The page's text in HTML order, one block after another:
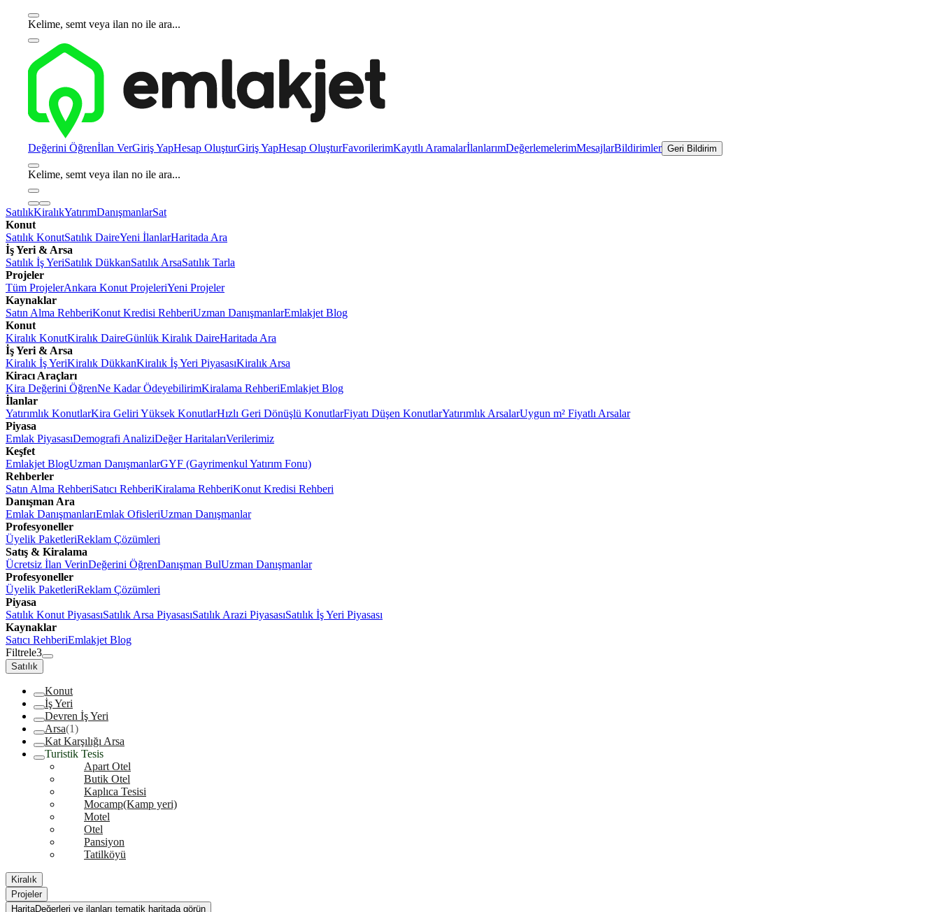
Kelime, semt veya ilan no ile ara...
Değerini Öğrenİlan VerGiriş YapHesap OluşturGiriş YapHesap OluşturFavorilerimKayıtlı AramalarİlanlarımDeğerlemelerimMesajlarBildirimler Geri Bildirim
Kelime, semt veya ilan no ile ara...
SatılıkKiralıkYatırımDanışmanlarSat
Konut
Satılık KonutSatılık DaireYeni İlanlarHaritada Ara
İş Yeri & Arsa
Satılık İş YeriSatılık DükkanSatılık ArsaSatılık Tarla
Projeler
Tüm ProjelerAnkara Konut ProjeleriYeni Projeler
Kaynaklar
Satın Alma RehberiKonut Kredisi RehberiUzman DanışmanlarEmlakjet Blog
Konut
Kiralık KonutKiralık DaireGünlük Kiralık DaireHaritada Ara
İş Yeri & Arsa
Kiralık İş YeriKiralık DükkanKiralık İş Yeri PiyasasıKiralık Arsa
Kiracı Araçları
Kira Değerini ÖğrenNe Kadar ÖdeyebilirimKiralama RehberiEmlakjet Blog
İlanlar
Yatırımlık KonutlarKira Geliri Yüksek KonutlarHızlı Geri Dönüşlü KonutlarFiyatı Düşen KonutlarYatırımlık ArsalarUygun m² Fiyatlı Arsalar
Piyasa
Emlak PiyasasıDemografi AnaliziDeğer HaritalarıVerilerimiz
Keşfet
Emlakjet BlogUzman DanışmanlarGYF (Gayrimenkul Yatırım Fonu)
Rehberler
Satın Alma RehberiSatıcı RehberiKiralama RehberiKonut Kredisi Rehberi
Danışman Ara
Emlak DanışmanlarıEmlak OfisleriUzman Danışmanlar
Profesyoneller
Üyelik PaketleriReklam Çözümleri
Satış & Kiralama
Ücretsiz İlan VerinDeğerini ÖğrenDanışman BulUzman Danışmanlar
Profesyoneller
Üyelik PaketleriReklam Çözümleri
Piyasa
Satılık Konut PiyasasıSatılık Arsa PiyasasıSatılık Arazi PiyasasıSatılık İş Yeri Piyasası
Kaynaklar
Satıcı RehberiEmlakjet Blog
Filtrele3
Satılık
Konut
İş Yeri
Devren İş Yeri
Arsa(1)
Kat Karşılığı Arsa
Turistik Tesis
Apart Otel
Butik Otel
Kaplıca Tesisi
Mocamp(Kamp yeri)
Motel
Otel
Pansiyon
Tatilköyü
Kiralık
Projeler
HaritaDeğerleri ve ilanları tematik haritada görün